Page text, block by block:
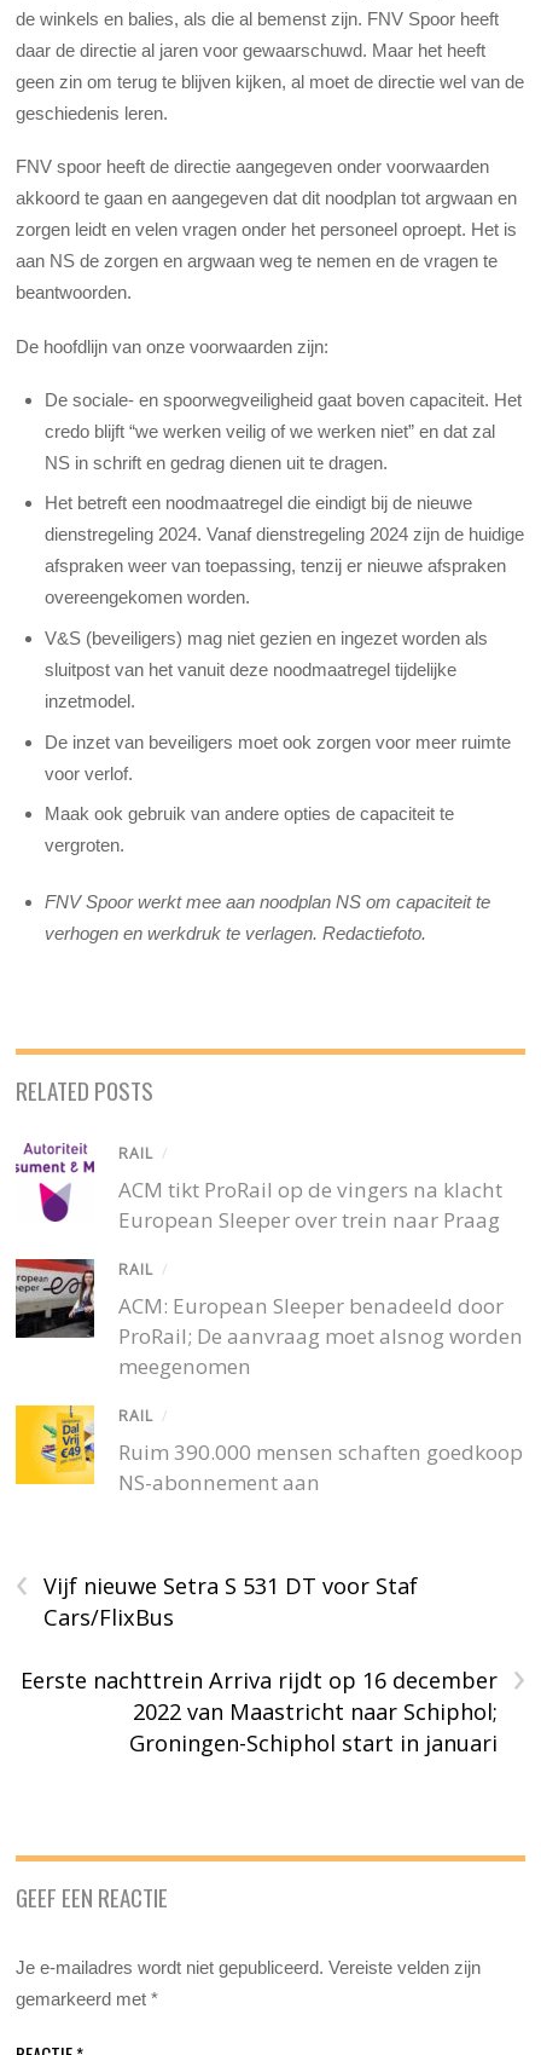
de winkels en balies, als die al bemenst zijn. FNV Spoor heeft
daar de directie al jaren voor gewaarschuwd. Maar het heeft
geen zin om terug te blijven kijken, al moet de directie wel van de
geschiedenis leren.
FNV spoor heeft de directie aangegeven onder voorwaarden
akkoord te gaan en aangegeven dat dit noodplan tot argwaan en
zorgen leidt en velen vragen onder het personeel oproept. Het is
aan NS de zorgen en argwaan weg te nemen en de vragen te
beantwoorden.
De hoofdlijn van onze voorwaarden zijn:
De sociale- en spoorwegveiligheid gaat boven capaciteit. Het
credo blijft “we werken veilig of we werken niet” en dat zal
NS in schrift en gedrag dienen uit te dragen.
Het betreft een noodmaatregel die eindigt bij de nieuwe
dienstregeling 2024. Vanaf dienstregeling 2024 zijn de huidige
afspraken weer van toepassing, tenzij er nieuwe afspraken
overeengekomen worden.
V&S (beveiligers) mag niet gezien en ingezet worden als
sluitpost van het vanuit deze noodmaatregel tijdelijke
inzetmodel.
De inzet van beveiligers moet ook zorgen voor meer ruimte
voor verlof.
Maak ook gebruik van andere opties de capaciteit te
vergroten.
FNV Spoor werkt mee aan noodplan NS om capaciteit te
verhogen en werkdruk te verlagen. Redactiefoto.
RELATED POSTS
RAIL /
ACM tikt ProRail op de vingers na klacht
European Sleeper over trein naar Praag
RAIL /
ACM: European Sleeper benadeeld door
ProRail; De aanvraag moet alsnog worden
meegenomen
RAIL /
Ruim 390.000 mensen schaften goedkoop
NS-abonnement aan
‹
Vijf nieuwe Setra S 531 DT voor Staf
Cars/FlixBus
›
Eerste nachttrein Arriva rijdt op 16 december
2022 van Maastricht naar Schiphol;
Groningen-Schiphol start in januari
GEEF EEN REACTIE
Je e-mailadres wordt niet gepubliceerd. Vereiste velden zijn
gemarkeerd met*